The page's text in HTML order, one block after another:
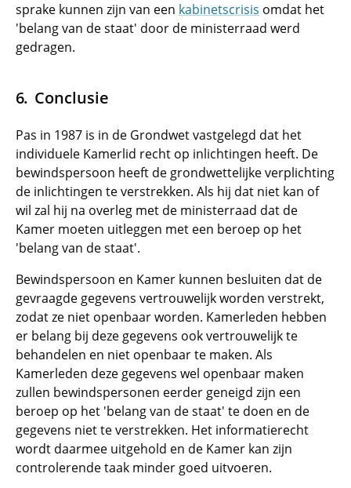
sprake kunnen zijn van een kabinetscrisis omdat het
'belang van de staat' door de ministerraad werd
gedragen.
Conclusie
Pas in 1987 is in de Grondwet vastgelegd dat het
individuele Kamerlid recht op inlichtingen heeft. De
bewindspersoon heeft de grondwettelijke verplichting
de inlichtingen te verstrekken. Als hij dat niet kan of
wil zal hij na overleg met de ministerraad dat de
Kamer moeten uitleggen met een beroep op het
'belang van de staat'.
Bewindspersoon en Kamer kunnen besluiten dat de
gevraagde gegevens vertrouwelijk worden verstrekt,
zodat ze niet openbaar worden. Kamerleden hebben
er belang bij deze gegevens ook vertrouwelijk te
behandelen en niet openbaar te maken. Als
Kamerleden deze gegevens wel openbaar maken
zullen bewindspersonen eerder geneigd zijn een
beroep op het 'belang van de staat' te doen en de
gegevens niet te verstrekken. Het informatierecht
wordt daarmee uitgehold en de Kamer kan zijn
controlerende taak minder goed uitvoeren.